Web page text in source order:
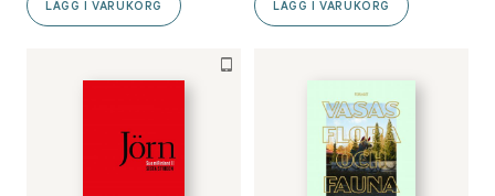
LÄGG I VARUKORG LÄGG I VARUKORG